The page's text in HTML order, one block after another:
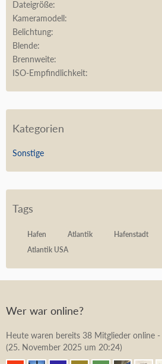
Dateigröße
Kameramodell
Belichtung
Blende
Brennweite
ISO-Empfindlichkeit
Kategorien
Sonstige
Tags
Hafen Atlantik Hafenstadt
Atlantik USA
Wer war online?
Heute waren bereits 38 Mitglieder online
(25. November 2025 um 20:24)